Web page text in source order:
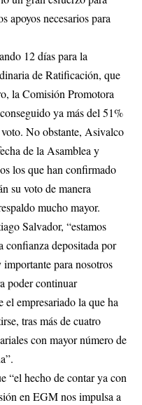
apoyos necesarios para
12 días para la
de Ratificación, que
la Comisión Promotora
ya más del 51%
voto. No obstante, Asivalco
de la Asamblea y
los que han confirmado
su voto de manera
mucho mayor.
Salvador, “estamos
confianza depositada por
para nosotros
poder continuar
el empresariado la que ha
tras más de cuatro
con mayor número de
“el hecho de contar ya con
en EGM nos impulsa a